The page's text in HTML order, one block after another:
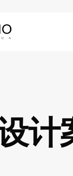
设